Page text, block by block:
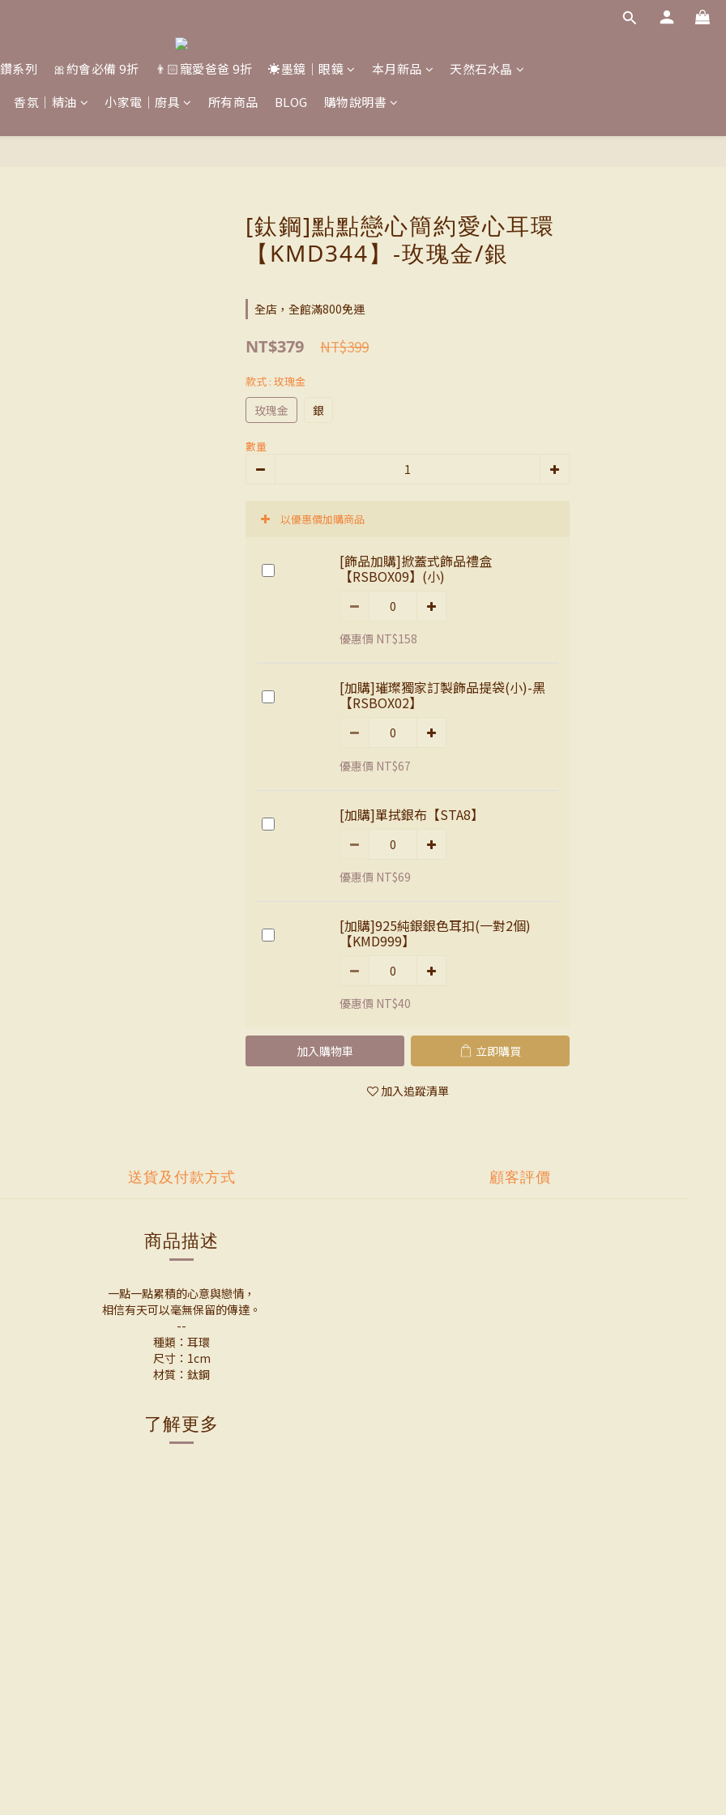
系列 🎀約會必備 9折 👨🏻寵愛爸爸 9折 ☀️墨鏡｜眼鏡 本月新品
天然石水晶
香氛｜精油
小家電｜廚具 所有商品 BLOG 購物說明書
[鈦鋼]點點戀心簡約愛心耳環
【KMD344】-玫瑰金/銀
全店，全館滿800免運
NT$379 NT$399
款式 : 玫瑰金
玫瑰金 銀
數量
以優惠價加購商品
[飾品加購]掀蓋式飾品禮盒
【RSBOX09】(小)
優惠價 NT$158
[加購]璀璨獨家訂製飾品提袋(小)-黑
【RSBOX02】
優惠價 NT$67
[加購]單拭銀布【STA8】
優惠價 NT$69
[加購]925純銀銀色耳扣(一對2個)
【KMD999】
優惠價 NT$40
加入購物車 立即購買
加入追蹤清單
送貨及付款方式 顧客評價
商品描述
一點一點累積的心意與戀情，
相信有天可以毫無保留的傳達。
--
種類：耳環
尺寸：1cm
材質：鈦鋼
了解更多